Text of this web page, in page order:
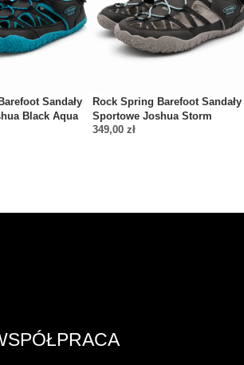
Sandały
Black Aqua
Rock Spring Barefoot Sandały
Sportowe Joshua Storm
349,00 zł